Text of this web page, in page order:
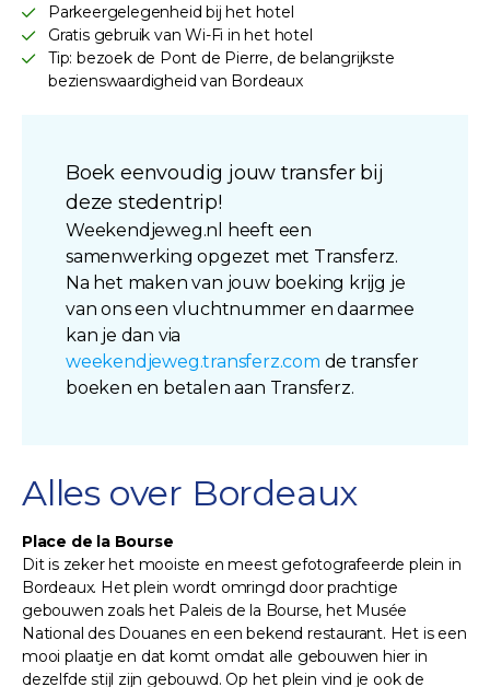
Parkeergelegenheid bij het hotel
Gratis gebruik van Wi-Fi in het hotel
Tip: bezoek de Pont de Pierre, de belangrijkste
bezienswaardigheid van Bordeaux
Boek eenvoudig jouw transfer bij
deze stedentrip!
Weekendjeweg.nl heeft een
samenwerking opgezet met Transferz.
Na het maken van jouw boeking krijg je
van ons een vluchtnummer en daarmee
kan je dan via
weekendjeweg.transferz.com de transfer
boeken en betalen aan Transferz.
Alles over Bordeaux
Place de la Bourse
Dit is zeker het mooiste en meest gefotografeerde plein in
Bordeaux. Het plein wordt omringd door prachtige
gebouwen zoals het Paleis de la Bourse, het Musée
National des Douanes en een bekend restaurant. Het is een
mooi plaatje en dat komt omdat alle gebouwen hier in
dezelfde stijl zijn gebouwd. Op het plein vind je ook de